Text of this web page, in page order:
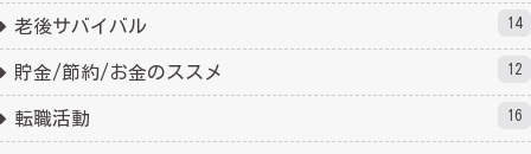
老後サバイバル 14
貯金/節約/お金のススメ 12
転職活動 16